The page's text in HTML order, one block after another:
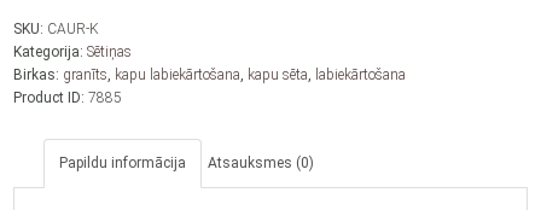
SKU: CAUR-K
Kategorija:Sētiņas
Birkas: granīts, kapu labiekārtošana, kapu sēta, labiekārtošana
Product ID:7885
Papildu informācija Atsauksmes (0)